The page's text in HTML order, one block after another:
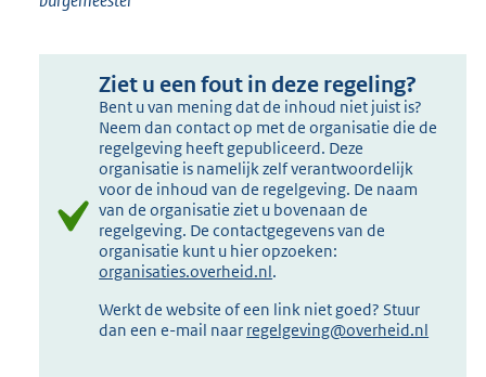
Ziet u een fout in deze regeling?
Bent u van mening dat de inhoud niet juist is?
Neem dan contact op met de organisatie die de
regelgeving heeft gepubliceerd. Deze
organisatie is namelijk zelf verantwoordelijk
voor de inhoud van de regelgeving. De naam
van de organisatie ziet u bovenaan de
regelgeving. De contactgegevens van de
organisatie kunt u hier opzoeken:
organisaties.overheid.nl.
Werkt de website of een link niet goed? Stuur
dan een e-mail naar regelgeving@overheid.nl